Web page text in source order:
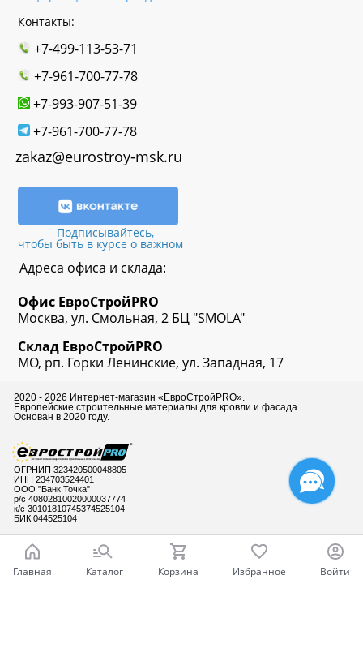
Контакты:
+7-499-113-53-71
+7-961-700-77-78
+7-993-907-51-39
+7-961-700-77-78
zakaz@eurostroy-msk.ru
Подписывайтесь,
чтобы быть в курсе о важном
Адреса офиса и склада:
Офис ЕвроСтройPRO
Москва, ул. Смольная, 2 БЦ "SMOLA"
Склад ЕвроСтройPRO
МО, рп. Горки Ленинские, ул. Западная, 17
2020 - 2026 Интернет-магазин «ЕвроСтройPRO».
Европейские строительные материалы для кровли и фасада.
Основан в 2020 году.
ОГРНИП 323420500048805
ИНН 234703524401
ООО "Банк Точка"
р/с 40802810020000037774
к/с 30101810745374525104
БИК 044525104
Главная Каталог Корзина Избранное Войти